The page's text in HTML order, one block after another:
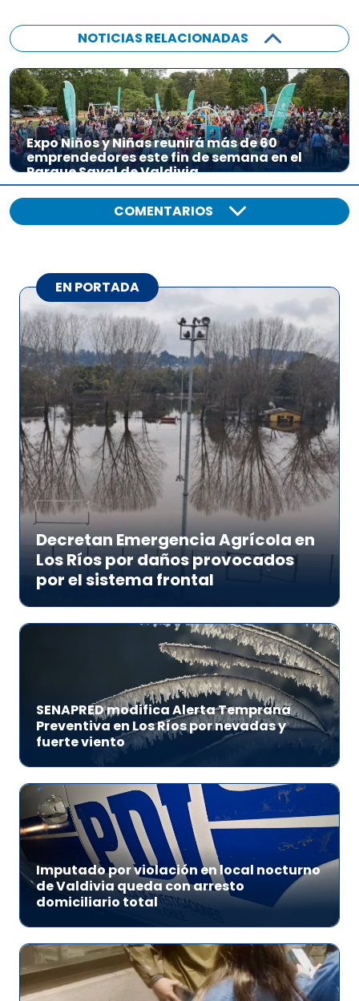
NOTICIAS RELACIONADAS
Expo Niños y Niñas reunirá más de 60
emprendedores este fin de semana en el
Parque Saval de Valdivia
COMENTARIOS
EN PORTADA
Decretan Emergencia Agrícola en
Los Ríos por daños provocados
por el sistema frontal
SENAPRED modifica Alerta Temprana
Preventiva en Los Ríos por nevadas y
fuerte viento
Imputado por violación en local nocturno
de Valdivia queda con arresto
domiciliario total